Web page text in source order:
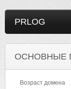
PRLOG
ОСНОВНЫЕ
Возраст домена